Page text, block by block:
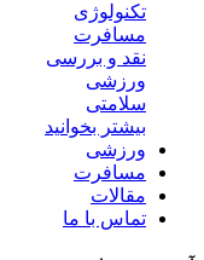
تکنولوژی
مسافرت
نقد و بررسی
ورزشی
سلامتی
بیشتر بخوانید
ورزشی
مسافرت
مقالات
تماس با ما